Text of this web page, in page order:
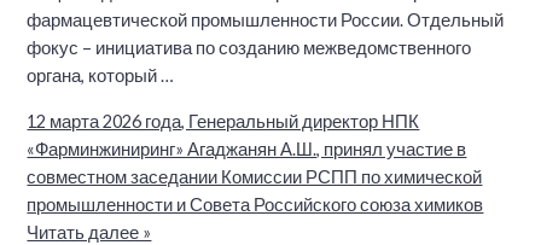
фармацевтической промышленности России. Отдельный
фокус – инициатива по созданию межведомственного
органа, который …
12 марта 2026 года, Генеральный директор НПК
«Фарминжиниринг» Агаджанян А.Ш., принял участие в
совместном заседании Комиссии РСПП по химической
промышленности и Совета Российского союза химиков
Читать далее »